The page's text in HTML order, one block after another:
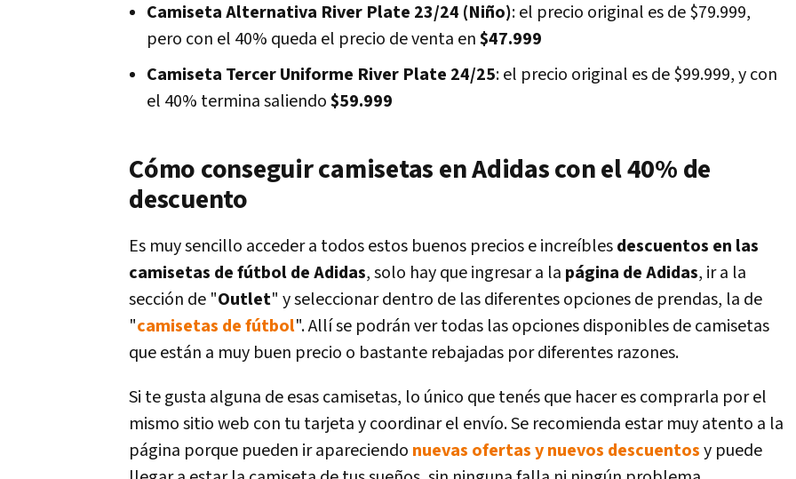
Camiseta Alternativa River Plate 23/24 (Niño): el precio original es de $79.999,
pero con el 40% queda el precio de venta en$47.999
Camiseta Tercer Uniforme River Plate 24/25: el precio original es de $99.999, y con
el 40% termina saliendo$59.999
Cómo conseguir camisetas en Adidas con el 40% de
descuento
Es muy sencillo acceder a todos estos buenos precios e increíblesdescuentos en las
camisetas de fútbol de Adidas, solo hay que ingresar a la página de Adidas, ir a la
sección de "Outlet" y seleccionar dentro de las diferentes opciones de prendas, la de
"camisetas de fútbol". Allí se podrán ver todas las opciones disponibles de camisetas
que están a muy buen precio o bastante rebajadas por diferentes razones.
Si te gusta alguna de esas camisetas, lo único que tenés que hacer es comprarla por el
mismo sitio web con tu tarjeta y coordinar el envío. Se recomienda estar muy atento a la
página porque pueden ir apareciendo nuevas ofertas y nuevos descuentosy puede